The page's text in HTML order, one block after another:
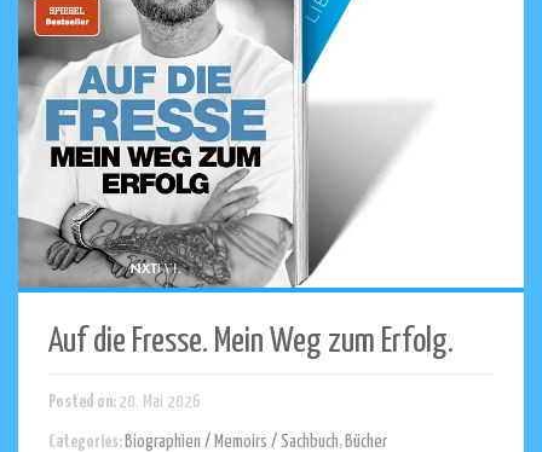
Auf die Fresse. Mein Weg zum Erfolg.
Posted on: 20. Mai 2026
Categories: Biographien / Memoirs / Sachbuch, Bücher